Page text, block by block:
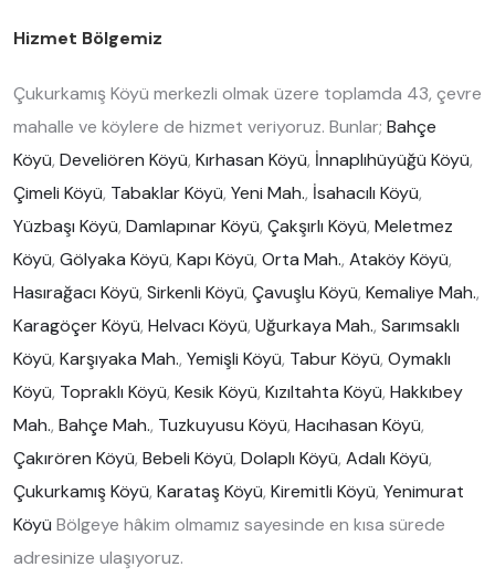
Hizmet Bölgemiz
Çukurkamış Köyü merkezli olmak üzere toplamda 43, çevre
mahalle ve köylere de hizmet veriyoruz. Bunlar; Bahçe
Köyü, Develiören Köyü, Kırhasan Köyü, İnnaplıhüyüğü Köyü,
Çimeli Köyü, Tabaklar Köyü, Yeni Mah., İsahacılı Köyü,
Yüzbaşı Köyü, Damlapınar Köyü, Çakşırlı Köyü, Meletmez
Köyü, Gölyaka Köyü, Kapı Köyü, Orta Mah., Ataköy Köyü,
Hasırağacı Köyü, Sirkenli Köyü, Çavuşlu Köyü, Kemaliye Mah.,
Karagöçer Köyü, Helvacı Köyü, Uğurkaya Mah., Sarımsaklı
Köyü, Karşıyaka Mah., Yemişli Köyü, Tabur Köyü, Oymaklı
Köyü, Topraklı Köyü, Kesik Köyü, Kızıltahta Köyü, Hakkıbey
Mah., Bahçe Mah., Tuzkuyusu Köyü, Hacıhasan Köyü,
Çakırören Köyü, Bebeli Köyü, Dolaplı Köyü, Adalı Köyü,
Çukurkamış Köyü, Karataş Köyü, Kiremitli Köyü, Yenimurat
Köyü Bölgeye hâkim olmamız sayesinde en kısa sürede
adresinize ulaşıyoruz.